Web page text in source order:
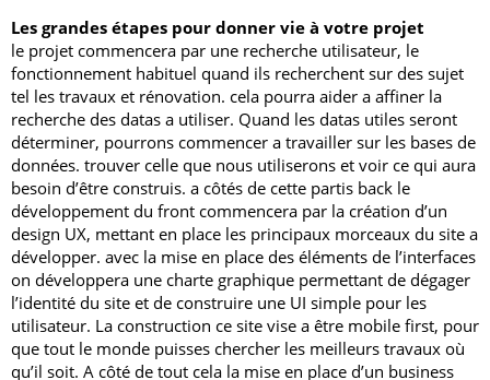
Les grandes étapes pour donner vie à votre projet
le projet commencera par une recherche utilisateur, le
fonctionnement habituel quand ils recherchent sur des sujet
tel les travaux et rénovation. cela pourra aider a affiner la
recherche des datas a utiliser. Quand les datas utiles seront
déterminer, pourrons commencer a travailler sur les bases de
données. trouver celle que nous utiliserons et voir ce qui aura
besoin d’être construis. a côtés de cette partis back le
développement du front commencera par la création d’un
design UX, mettant en place les principaux morceaux du site a
développer. avec la mise en place des éléments de l’interfaces
on développera une charte graphique permettant de dégager
l’identité du site et de construire une UI simple pour les
utilisateur. La construction ce site vise a être mobile first, pour
que tout le monde puisses chercher les meilleurs travaux où
qu’il soit. A côté de tout cela la mise en place d’un business